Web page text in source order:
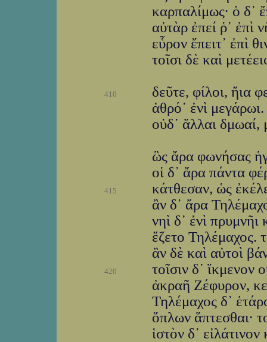
καρπαλίμως· ὁ δ᾽
αὐτὰρ ἐπεί ῥ᾽ ἐπὶ
εὗρον ἔπειτ᾽ ἐπὶ
τοῖσι δὲ καὶ
410
δεῦτε, φίλοι, ἤια
ἁθρό᾽ ἐνὶ
οὐδ᾽ ἄλλαι δμωαί,
ὣς ἄρα φωνήσας
οἱ δ᾽ ἄρα πάντα
415
κάτθεσαν, ὡς
ἂν δ᾽ ἄρα
νηὶ δ᾽ ἐνὶ πρυμνῆι
ἕζετο Τηλέμαχος.
ἂν δὲ καὶ αὐτοὶ
420
τοῖσιν δ᾽ ἴκμενον
ἀκραῆ Ζέφυρον,
Τηλέμαχος δ᾽
ὅπλων ἅπτεσθαι·
ἱστὸν δ᾽